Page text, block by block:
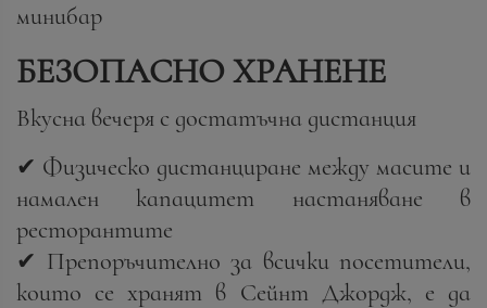
минибар
БЕЗОПАСНО ХРАНЕНЕ
Вкусна вечеря с достатъчна дистанция
✔ Физическо дистанциране между масите и
намален капацитет настаняване в
ресторантите
✔ Препоръчително за всички посетители,
които се хранят в Сейнт Джордж, е да